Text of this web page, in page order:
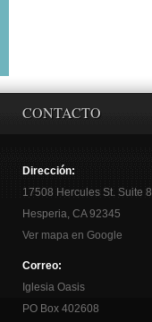
CONTACTO
Dirección:
17508 Hercules St. Suite 8
Hesperia, CA 92345
Ver mapa en Google
Correo:
Iglesia Oasis
PO Box 402608